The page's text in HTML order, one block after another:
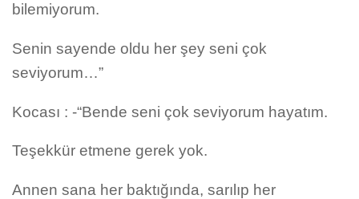
bilemiyorum.
Senin sayende oldu her şey seni çok
seviyorum…”
Kocası : -“Bende seni çok seviyorum hayatım.
Teşekkür etmene gerek yok.
Annen sana her baktığında, sarılıp her